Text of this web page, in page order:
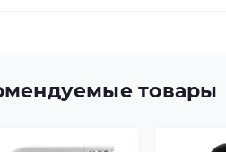
товары